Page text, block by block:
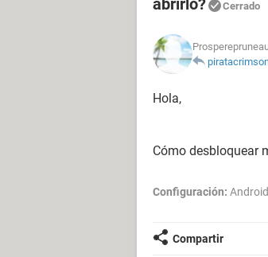
abrirlo?
Cerrado
Hola,
Cómo desbloquear
Configuración:
Compartir